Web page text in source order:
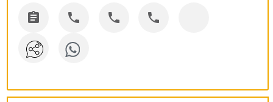
   